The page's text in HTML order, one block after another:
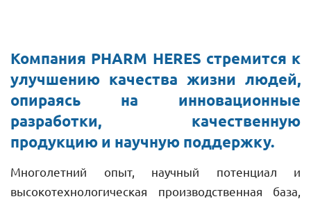
Компания PHARM HERES стремится к
улучшению качества жизни людей,
опираясь на инновационные
разработки, качественную
продукцию и научную поддержку.
Многолетний опыт, научный потенциал и
высокотехнологическая производственная база,